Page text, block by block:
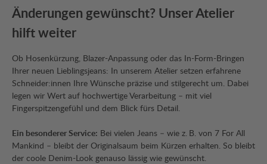
Änderungen gewünscht? Unser Atelier
hilft weiter
Ob Hosenkürzung, Blazer-Anpassung oder das In-Form-Bringen
Ihrer neuen Lieblingsjeans: In unserem Atelier setzen erfahrene
Schneider:innen Ihre Wünsche präzise und stilgerecht um. Dabei
legen wir Wert auf hochwertige Verarbeitung – mit viel
Fingerspitzengefühl und dem Blick fürs Detail.
Ein besonderer Service: Bei vielen Jeans – wie z. B. von 7 For All
Mankind – bleibt der Originalsaum beim Kürzen erhalten. So bleibt
der coole Denim-Look genauso lässig wie gewünscht.